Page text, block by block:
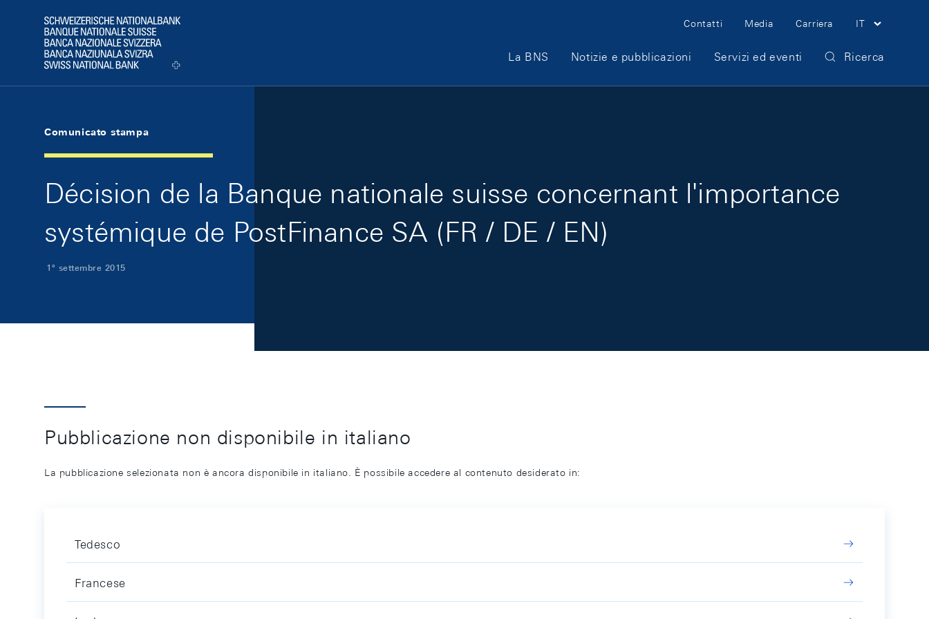
Logo
Meta Navigation
Contatti Media Carriera IT
Main Navigation
La BNS Notizie e pubblicazioni Servizi ed eventi Ricerca
Comunicato stampa
Décision de la Banque nationale suisse concernant l'importance
systémique de PostFinance SA (FR / DE / EN)
1º settembre 2015
Pubblicazione non disponibile in italiano
La pubblicazione selezionata non è ancora disponibile in italiano. È possibile accedere al contenuto desiderato in:
Tedesco
Francese